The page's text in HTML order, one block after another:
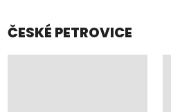
ČESKÉ PETROVICE